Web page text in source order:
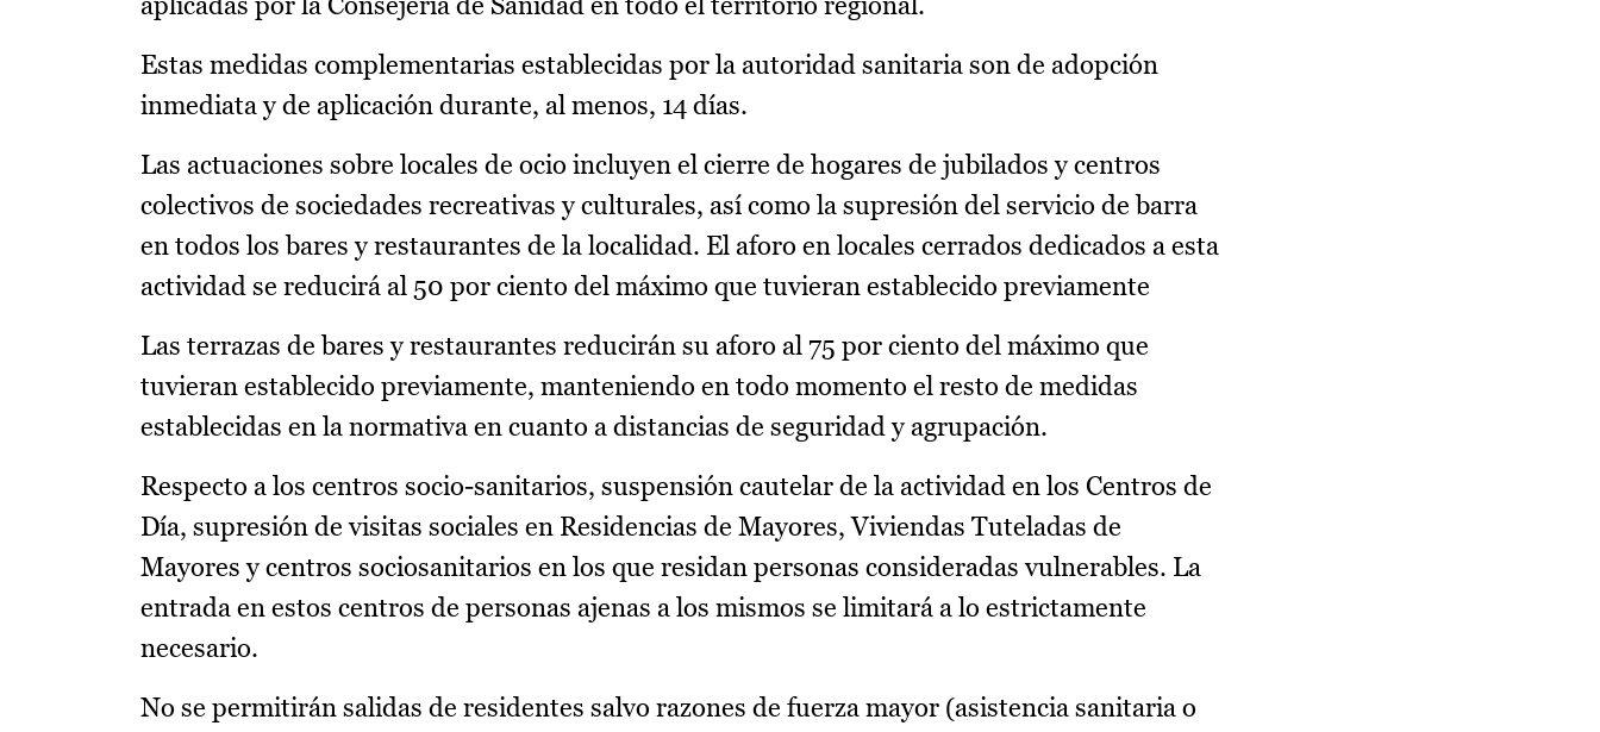
Estas medidas complementarias establecidas por la autoridad sanitaria son de adopción
inmediata y de aplicación durante, al menos, 14 días.
Las actuaciones sobre locales de ocio incluyen el cierre de hogares de jubilados y centros
colectivos de sociedades recreativas y culturales, así como la supresión del servicio de barra
en todos los bares y restaurantes de la localidad. El aforo en locales cerrados dedicados a esta
actividad se reducirá al 50 por ciento del máximo que tuvieran establecido previamente
Las terrazas de bares y restaurantes reducirán su aforo al 75 por ciento del máximo que
tuvieran establecido previamente, manteniendo en todo momento el resto de medidas
establecidas en la normativa en cuanto a distancias de seguridad y agrupación.
Respecto a los centros socio-sanitarios, suspensión cautelar de la actividad en los Centros de
Día, supresión de visitas sociales en Residencias de Mayores, Viviendas Tuteladas de
Mayores y centros sociosanitarios en los que residan personas consideradas vulnerables. La
entrada en estos centros de personas ajenas a los mismos se limitará a lo estrictamente
necesario.
No se permitirán salidas de residentes salvo razones de fuerza mayor (asistencia sanitaria o